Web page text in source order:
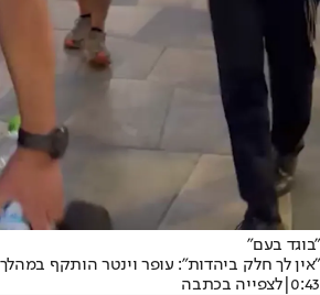
"בוגד בעם"
"אין לך חלק ביהדות": עופר וינטר הותקף
0:43
|לצפייה בכתבה